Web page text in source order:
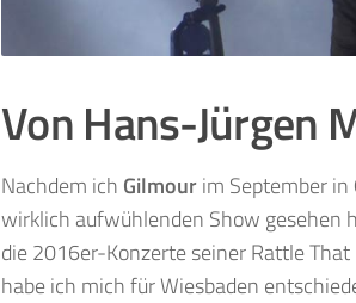
Von Hans-Jürgen
Nachdem ich Gilmourim September in
wirklich aufwühlenden Show gesehen
die 2016er-Konzerte seiner Rattle
habe ich mich für Wiesbaden